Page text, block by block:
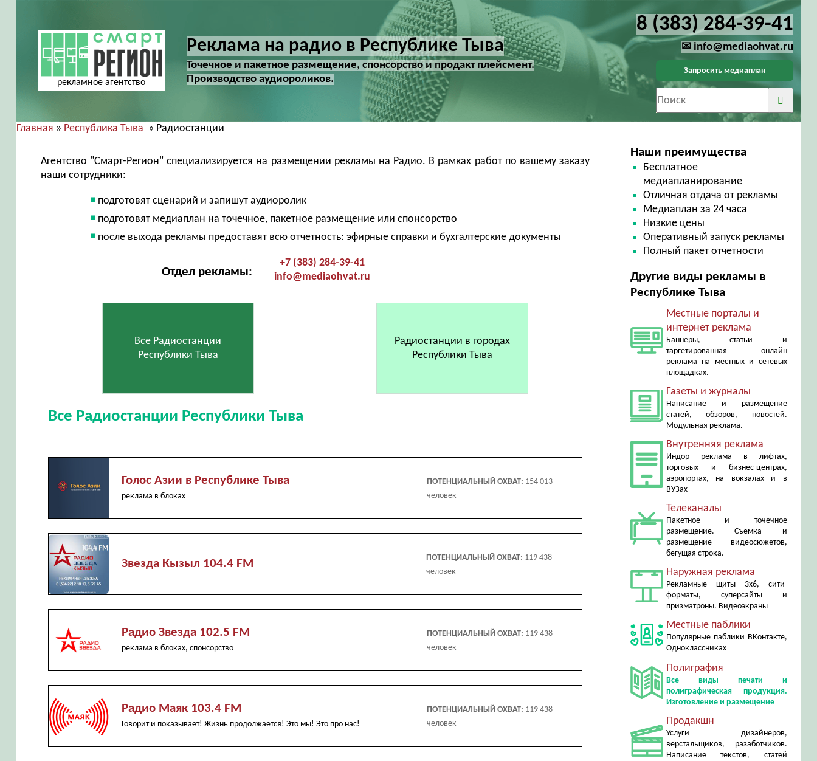
рекламное агентство
Реклама на радио в Республике Тыва
Точечное и пакетное размещение, спонсорство и продакт плейсмент.
Производство аудиороликов.
8 (383) 284-39-41
✉ info@mediaohvat.ru
Запросить медиаплан
Главная » Республика Тыва » Радиостанции
Агентство "Смарт-Регион" специализируется на размещении рекламы на Радио. В рамках работ по вашему заказу
наши сотрудники:
подготовят сценарий и запишут аудиоролик
подготовят медиаплан на точечное, пакетное размещение или спонсорство
после выхода рекламы предоставят всю отчетность: эфирные справки и бухгалтерские документы
Отдел рекламы:
+7 (383) 284-39-41
info@mediaohvat.ru
Все Радиостанции
Республики Тыва
Радиостанции в городах
Республики Тыва
Все Радиостанции Республики Тыва
Голос Азии в Республике Тыва
реклама в блоках
ПОТЕНЦИАЛЬНЫЙ ОХВАТ: 154 013
человек
Звезда Кызыл 104.4 FM ПОТЕНЦИАЛЬНЫЙ ОХВАТ: 119 438
человек
Радио Звезда 102.5 FM
реклама в блоках, спонсорство
ПОТЕНЦИАЛЬНЫЙ ОХВАТ: 119 438
человек
Радио Маяк 103.4 FM
Говорит и показывает! Жизнь продолжается! Это мы! Это про нас!
ПОТЕНЦИАЛЬНЫЙ ОХВАТ: 119 438
человек
Наши преимущества
Бесплатное
медиапланирование
Отличная отдача от рекламы
Медиаплан за 24 часа
Низкие цены
Оперативный запуск рекламы
Полный пакет отчетности
Другие виды рекламы в
Республике Тыва
Местные порталы и
интернет реклама
Баннеры, статьи и
таргетированная онлайн
реклама на местных и сетевых
площадках.
Газеты и журналы
Написание и размещение
статей, обзоров, новостей.
Модульная реклама.
Внутренняя реклама
Индор реклама в лифтах,
торговых и бизнес-центрах,
аэропортах, на вокзалах и в
ВУЗах
Телеканалы
Пакетное и точечное
размещение. Съемка и
размещение видеосюжетов,
бегущая строка.
Наружная реклама
Рекламные щиты 3х6, сити-
форматы, суперсайты и
призматроны. Видеоэкраны
Местные паблики
Популярные паблики ВКонтакте,
Одноклассниках
Полиграфия
Все виды печати и
полиграфическая продукция.
Изготовление и размещение
Продакшн
Услуги дизайнеров,
верстальщиков, разаботчиков.
Написание текстов, статей